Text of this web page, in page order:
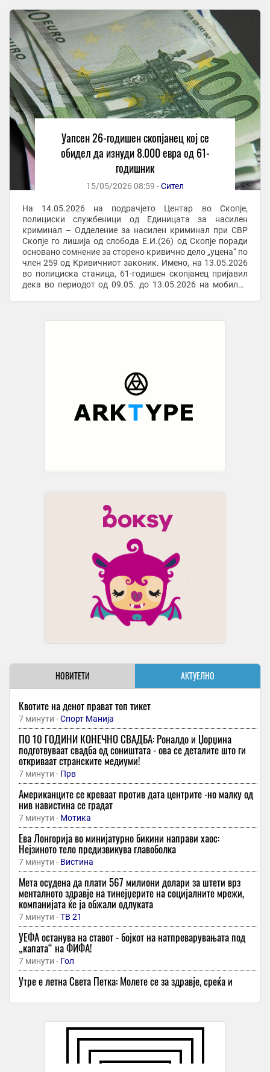
Уапсен 26-годишен скопјанец кој се
обидел да изнуди 8.000 евра од 61-
годишник
15/05/2026 08:59 -Сител
На 14.05.2026 на подрачјето Центар во Скопје,
полициски службеници од Единицата за насилен
криминал – Одделение за насилен криминал при СВР
Скопје го лишија од слобода Е.И.(26) од Скопје поради
основано сомнение за сторено кривично дело „уцена“ по
член 259 од Кривичниот законик. Имено, на 13.05.2026
во полициска станица, 61-годишен скопјанец пријавил
дека во периодот од 09.05. до 13.05.2026 на мобилна
НОВИТЕТИ АКТУЕЛНО
Квотите на денот прават топ тикет
7 минути -Спорт Манија
ПО 10 ГОДИНИ КОНЕЧНО СВАДБА: Роналдо и Џорџина
подготвуваат свадба од соништата - oва се деталите што ги
откриваат странските медиуми!
7 минути - Прв
Американците се креваат против дата центрите -но малку од
нив навистина се градат
7 минути - Мотика
Ева Лонгорија во минијатурно бикини направи хаос:
Нејзиното тело предизвикува главоболка
7 минути - Вистина
Мета осудена да плати 567 милиони долари за штети врз
менталното здравје на тинејџерите на социјалните мрежи,
компанијата ќе ја обжали одлуката
7 минути -ТВ 21
УЕФА останува на ставот - бојкот на натпреварувањата под
„капата“ на ФИФА!
7 минути - Гол
Утре е летна Света Петка: Молете се за здравје, среќа и
исцелување
7 минути -Курир
Гевгелија живее за кошарка, кадетите ќе добијат уште
поголема поддршка